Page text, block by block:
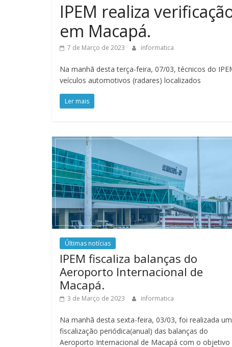
IPEM realiza
em Macapá.
7 de Março de 2023 informatica
Na manhã desta terça-feira, 07/03, técnicos do
veículos automotivos (radares) localizados
Ler mais
Últimas notícias
IPEM fiscaliza balanças do
Aeroporto Internacional de
Macapá.
3 de Março de 2023 informatica
Na manhã desta sexta-feira, 03/03, foi realizada
fiscalização periódica(anual) das balanças do
Aeroporto Internacional de Macapá com o objetivo